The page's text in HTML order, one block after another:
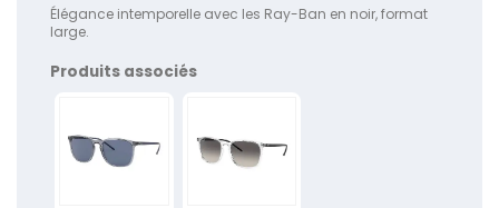
Élégance intemporelle avec les Ray-Ban en noir, format
large.
Produits associés